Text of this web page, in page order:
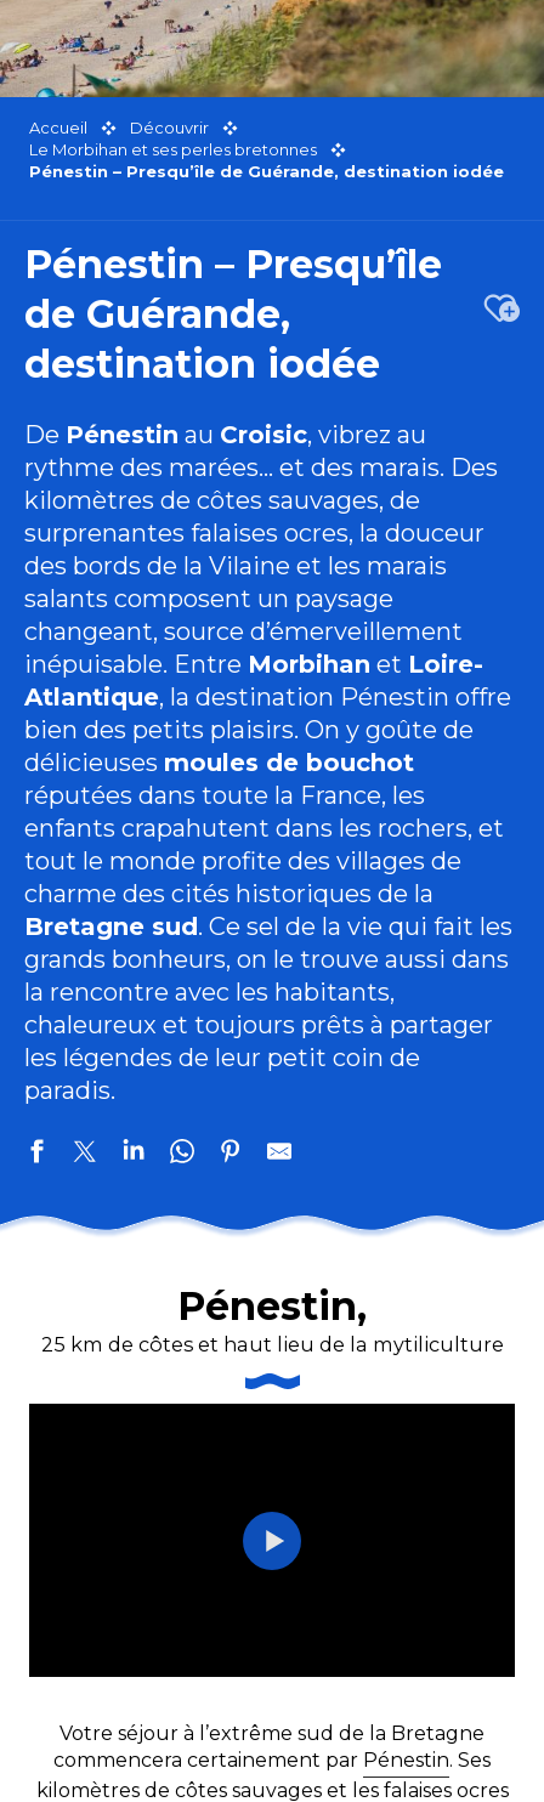
Accueil
Découvrir
Le Morbihan et ses perles bretonnes
Pénestin – Presqu’île de Guérande, destination iodée
Pénestin – Presqu’île
de Guérande,
destination iodée
De Pénestin au Croisic, vibrez au
rythme des marées… et des marais. Des
kilomètres de côtes sauvages, de
surprenantes falaises ocres, la douceur
des bords de la Vilaine et les marais
salants composent un paysage
changeant, source d’émerveillement
inépuisable. Entre Morbihan et Loire-
Atlantique, la destination Pénestin offre
bien des petits plaisirs. On y goûte de
délicieuses moules de bouchot
réputées dans toute la France, les
enfants crapahutent dans les rochers, et
tout le monde profite des villages de
charme des cités historiques de la
Bretagne sud. Ce sel de la vie qui fait les
grands bonheurs, on le trouve aussi dans
la rencontre avec les habitants,
chaleureux et toujours prêts à partager
les légendes de leur petit coin de
paradis.
Pénestin,
25 km de côtes et haut lieu de la mytiliculture
Votre séjour à l’extrême sud de la Bretagne
commencera certainement par Pénestin. Ses
kilomètres de côtes sauvages et les falaises ocres